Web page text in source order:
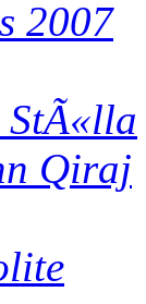
2007
Qiraj